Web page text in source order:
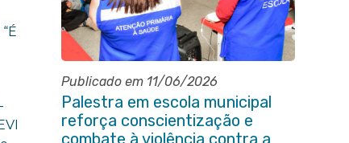
Publicado em 11/06/2026
Palestra em escola municipal
reforça conscientização e
combate à violência contra a